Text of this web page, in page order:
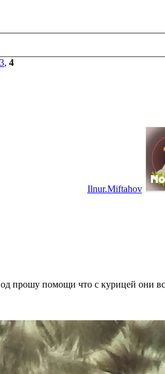
3, 4
Ilnur.Miftahov
прошу помощи что с курицей они